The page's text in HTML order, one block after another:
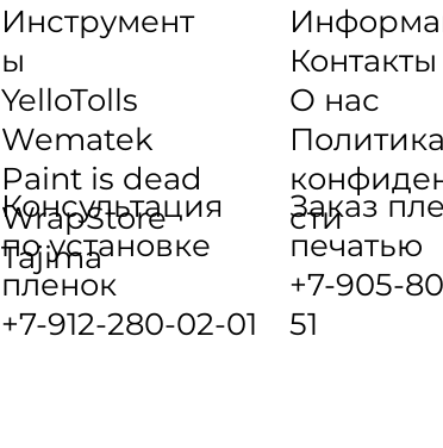
Инструмент
ы
YelloTolls
Wematek
Paint is dead
WrapStore
Tajima
Консультация
по установке
пленок
+7-912-280-02-01
Контакты
О нас
Политика
сти
Заказ
печатью
+7-905-
51